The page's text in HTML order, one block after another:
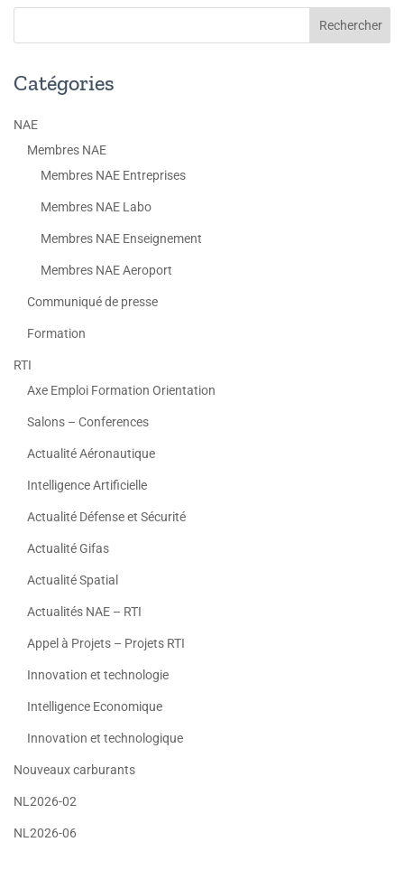
Catégories
NAE
Membres NAE
Membres NAE Entreprises
Membres NAE Labo
Membres NAE Enseignement
Membres NAE Aeroport
Communiqué de presse
Formation
RTI
Axe Emploi Formation Orientation
Salons – Conferences
Actualité Aéronautique
Intelligence Artificielle
Actualité Défense et Sécurité
Actualité Gifas
Actualité Spatial
Actualités NAE – RTI
Appel à Projets – Projets RTI
Innovation et technologie
Intelligence Economique
Innovation et technologique
Nouveaux carburants
NL2026-02
NL2026-06